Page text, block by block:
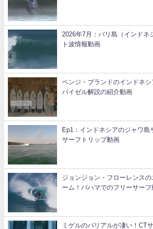
2026年7月：バリ島（インドネ
ト波情報動画
ベンジ・ブランドのインドネシ
パイゼル解説の紹介動画
Ep1：インドネシアのジャワ島
サーフトリップ動画
ジョンジョン・フローレンス
ーム！バハマでのフリーサーフ
ミゲルのバリアルが凄い！CT